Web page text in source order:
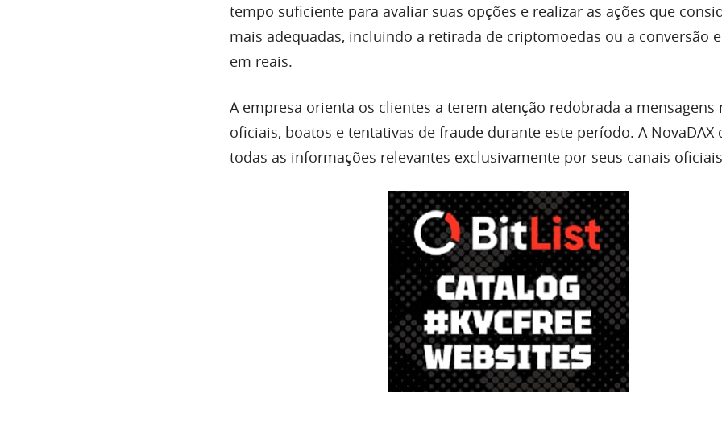
tempo suficiente para avaliar suas opções e realizar as ações que
mais adequadas, incluindo a retirada de criptomoedas ou a conversão
em reais.
A empresa orienta os clientes a terem atenção redobrada a mensagens
oficiais, boatos e tentativas de fraude durante este período. A NovaDAX
todas as informações relevantes exclusivamente por seus canais